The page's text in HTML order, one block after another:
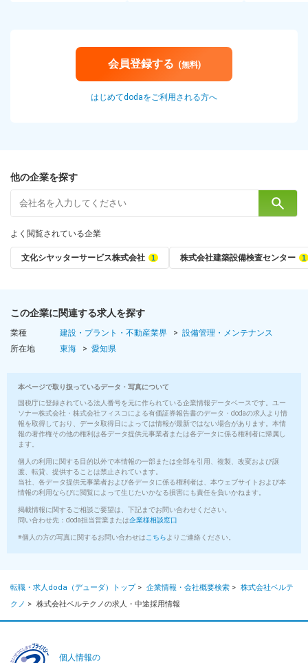
会員登録する (無料)
はじめてdodaをご利用される方へ
他の企業を探す
よく閲覧されている企業
文化シヤッターサービス株式会社 株式会社建築設備検査センター
この企業に関連する求人を探す
業種 建設・プラント・不動産業界
設備管理・メンテナンス
所在地
東海 愛知県
本ページで取り扱っているデータ・写真について
国税庁に登録されている法人番号を元に作られている企業情報データベースです。ユー
ソナー株式会社・株式会社フィスコによる有価証券報告書のデータ・dodaの求人より情
報を取得しており、データ取得日によっては情報が最新ではない場合があります。本情
報の著作権その他の権利は各データ提供元事業者または各データに係る権利者に帰属し
ます。
個人の利用に関する目的以外で本情報の一部または全部を引用、複製、改変および譲
渡、転貸、提供することは禁止されています。
当社、各データ提供元事業者および各データに係る権利者は、本ウェブサイトおよび本
情報の利用ならびに閲覧によって生じたいかなる損害にも責任を負いかねます。
掲載情報に関するご相談ご要望は、下記までお問い合わせください。
問い合わせ先：doda担当営業または企業様相談窓口
※個人の方の写真に関するお問い合わせは こちら よりご連絡ください。
転職・求人doda（デューダ）トップ> 企業情報・会社概要検索 > 株式会社ベルテ
クノ > 株式会社ベルテクノの求人・中途採用情報
個人情報の